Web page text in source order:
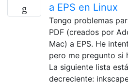
a EPS en Linux
Tengo problemas
PDF (creados por
Mac) a EPS. He
pero me pregunto si
La siguiente lista
decreciente: